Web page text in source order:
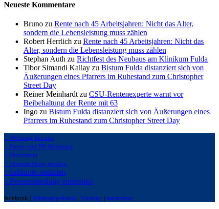
Neueste Kommentare
Bruno zu Rente nach 45 Arbeitsjahren: Nicht das Alter,
sondern die Lebensleistung muss zählen
Robert Herrlich zu Rente nach 45 Arbeitsjahren: Nicht das
Alter, sondern die Lebensleistung muss zählen
Stephan Auth zu Richtfest des Neubaus am Klinikum Fulda
Tibor Simandi Kallay zu Bistum Fulda distanziert sich von
Äußerungen eines Pfarrers im Ruhestand zum Christopher
Street Day
Reiner Meinhardt zu CSU-Rentenexperte warnt vor
Beibehaltung der Rente mit 63
Ingo zu Bistum Fulda distanziert sich von Äußerungen eines
Pfarrers im Ruhestand zum Christopher Street Day
:: Werbung bei uns
:: Presse und PR-Beratung
:: Disclaimer
:: Veranstaltung melden
:: fuldainfo einladen
:: Pressemitteilung einsenden
facebook | Whatsapp-Kanal | bluseky | mastodon